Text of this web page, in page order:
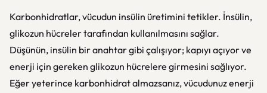
Karbonhidratlar, vücudun insülin üretimini tetikler. İnsülin,
glikozun hücreler tarafından kullanılmasını sağlar.
Düşünün, insülin bir anahtar gibi çalışıyor; kapıyı açıyor ve
enerji için gereken glikozun hücrelere girmesini sağlıyor.
Eğer yeterince karbonhidrat almazsanız, vücudunuz enerji